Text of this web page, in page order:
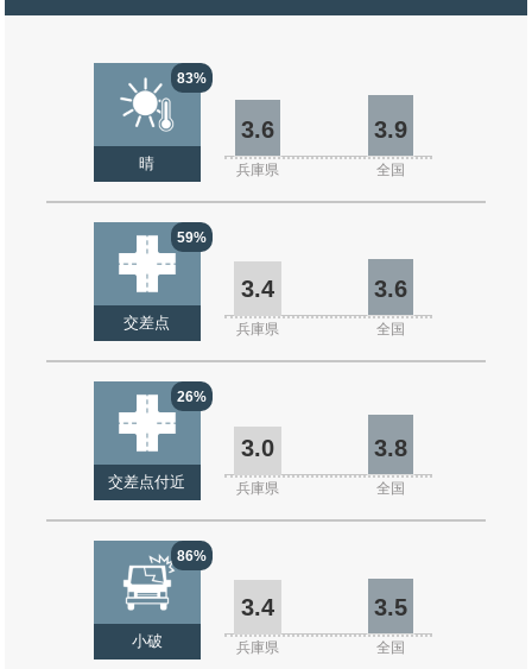
83%
晴
3.6 3.9
兵庫県 全国
59%
交差点
3.4 3.6
兵庫県 全国
26%
交差点付近
3.0 3.8
兵庫県 全国
86%
小破
3.4 3.5
兵庫県 全国